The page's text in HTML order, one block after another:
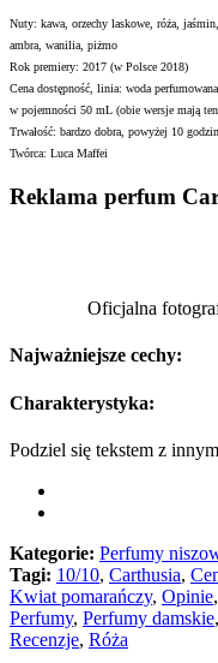
Nuty: kawa, orzechy laskowe, róża,
ambra, wanilia, piżmo
Rok premiery: 2017 (w Polsce 2018)
Cena dostępność, linia: woda
w pojemności 50 mL (obie wersje mają
Trwałość: bardzo dobra, powyżej 10
Twórca: Luca Maffei
Reklama perfum
Oficjalna
Najważniejsze cechy:
Charakterystyka:
Podziel się tekstem z
Kategorie: Perfumy
Tagi: 10/10, Carthusia,
Kwiat pomarańczy, Opinie,
Perfumy, Perfumy damskie,
Recenzje, Róża